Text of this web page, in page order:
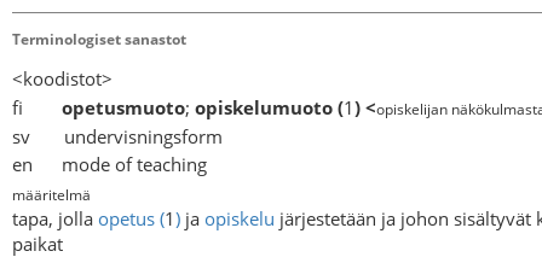
Terminologiset sanastot
<koodistot>
fi opetusmuoto; opiskelumuoto (1) <opiskelijan
sv undervisningsform
en mode of teaching
määritelmä
tapa, jolla opetus (1) ja opiskelu järjestetään ja johon
paikat